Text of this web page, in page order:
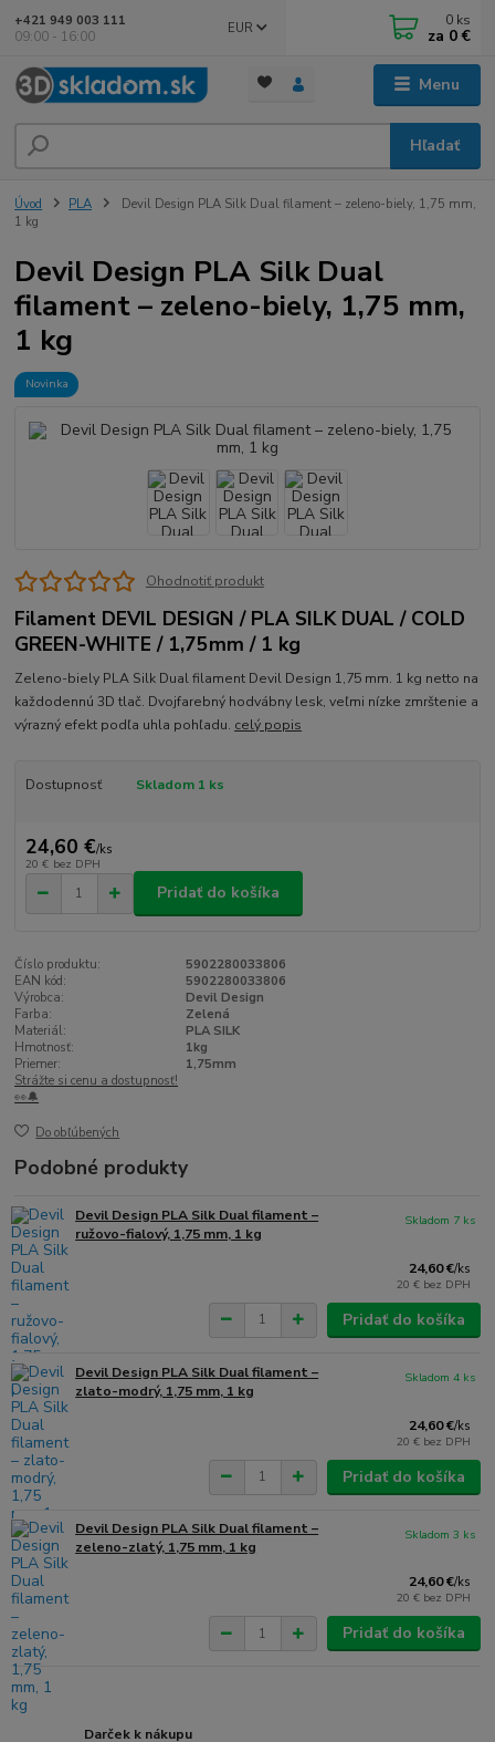
Menu
EUR
Hľadať
+421 949 003 111
09:00 - 16:00
0 ks
za 0 €
Úvod PLA
Devil Design PLA Silk Dual filament – zeleno-biely, 1,75 mm,
1 kg
Devil Design PLA Silk Dual
filament – zeleno-biely, 1,75 mm,
1 kg
Novinka
Ohodnotiť produkt
Filament DEVIL DESIGN / PLA SILK DUAL / COLD
GREEN-WHITE / 1,75mm / 1 kg
Zeleno-biely PLA Silk Dual filament Devil Design 1,75 mm. 1 kg netto na
každodennú 3D tlač. Dvojfarebný hodvábny lesk, veľmi nízke zmrštenie a
výrazný efekt podľa uhla pohľadu. celý popis
Dostupnosť Skladom 1 ks
24,60 €/ks
20 € bez DPH
Pridať do košíka
Číslo produktu:
5902280033806
EAN kód:
5902280033806
Výrobca:
Devil Design
Farba:
Zelená
Materiál:
PLA SILK
Hmotnosť:
1kg
Priemer:
1,75mm
Strážte si cenu a dostupnosť!
👀🔔
Do obľúbených
Podobné produkty
Devil Design PLA Silk Dual filament –
ružovo-fialový, 1,75 mm, 1 kg
24,60 €/ks
20 € bez DPH
Skladom 7 ks
Pridať do košíka
Devil Design PLA Silk Dual filament –
zlato-modrý, 1,75 mm, 1 kg
24,60 €/ks
20 € bez DPH
Skladom 4 ks
Pridať do košíka
Devil Design PLA Silk Dual filament –
zeleno-zlatý, 1,75 mm, 1 kg
24,60 €/ks
20 € bez DPH
Skladom 3 ks
Pridať do košíka
Darček k nákupu